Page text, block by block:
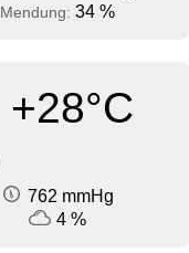
Mendung: 34 %
+28°C
762 mmHg
4 %